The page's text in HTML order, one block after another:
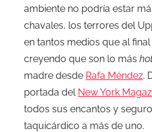
ambiente no podría estar
chavales, los terrores del
en tantos medios que al
creyendo que son lo más
madre desde Rafa Méndez.
portada del New York
todos sus encantos y
taquicárdico a más de uno.